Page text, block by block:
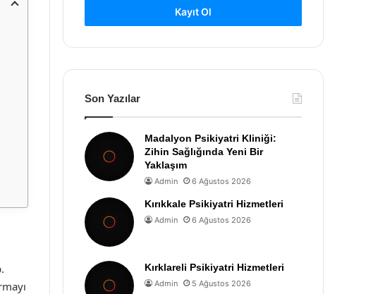
Kayıt Ol
Son Yazılar
Madalyon Psikiyatri Kliniği:
Zihin Sağlığında Yeni Bir
Yaklaşım
Admin 6 Ağustos 2026
Kırıkkale Psikiyatri Hizmetleri
Admin 6 Ağustos 2026
Kırklareli Psikiyatri Hizmetleri
Admin 5 Ağustos 2026